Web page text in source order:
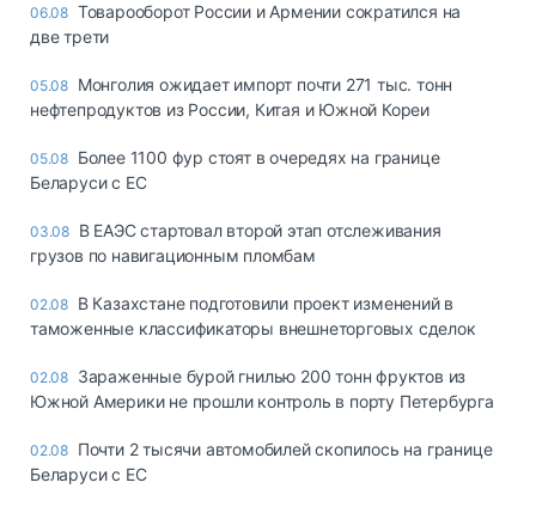
06.08 Товарооборот России и Армении сократился на
две трети
05.08 Монголия ожидает импорт почти 271 тыс. тонн
нефтепродуктов из России, Китая и Южной Кореи
05.08 Более 1100 фур стоят в очередях на границе
Беларуси с ЕС
03.08 В ЕАЭС стартовал второй этап отслеживания
грузов по навигационным пломбам
02.08 В Казахстане подготовили проект изменений в
таможенные классификаторы внешнеторговых сделок
02.08 Зараженные бурой гнилью 200 тонн фруктов из
Южной Америки не прошли контроль в порту Петербурга
02.08 Почти 2 тысячи автомобилей скопилось на границе
Беларуси с ЕС